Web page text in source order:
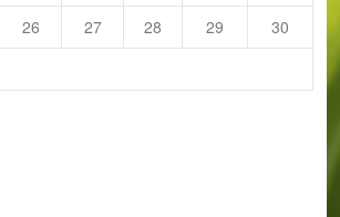
26 27 28 29
30